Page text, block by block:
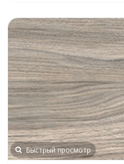
Быстрый просмотр